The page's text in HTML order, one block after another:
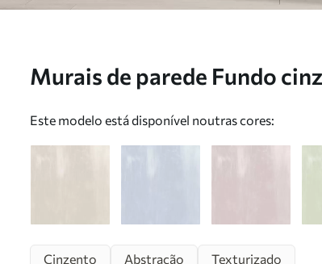
Murais de parede Fundo
Este modelo está disponível noutras cores:
Cinzento Abstração Texturizado